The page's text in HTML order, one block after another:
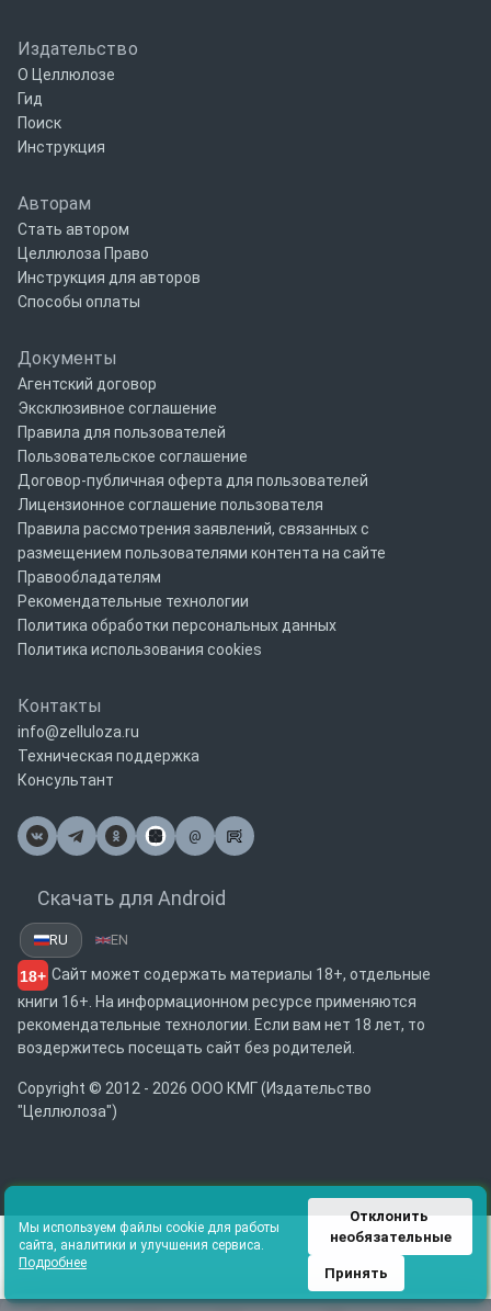
Издательство
О Целлюлозе
Гид
Поиск
Инструкция
Авторам
Стать автором
Целлюлоза Право
Инструкция для авторов
Способы оплаты
Документы
Агентский договор
Эксклюзивное соглашение
Правила для пользователей
Пользовательское соглашение
Договор-публичная оферта для пользователей
Лицензионное соглашение пользователя
Правила рассмотрения заявлений, связанных с
размещением пользователями контента на сайте
Правообладателям
Рекомендательные технологии
Политика обработки персональных данных
Политика использования cookies
Контакты
info@zelluloza.ru
Техническая поддержка
Консультант
@
Почта
Скачать для Android
RU EN
18+ Сайт может содержать материалы 18+, отдельные
книги 16+. На информационном ресурсе применяются
рекомендательные технологии. Если вам нет 18 лет, то
воздержитесь посещать сайт без родителей.
Copyright © 2012 - 2026 ООО КМГ (Издательство
"Целлюлоза")
Мы используем файлы cookie для работы
сайта, аналитики и улучшения сервиса.
Подробнее
Отклонить
необязательные
Принять